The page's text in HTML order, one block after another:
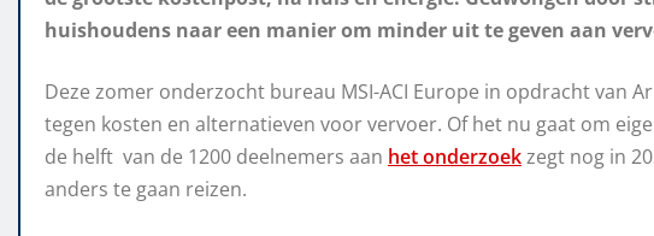
huishoudens naar een manier om minder uit te geven aan
Deze zomer onderzocht bureau MSI-ACI Europe in opdracht van
tegen kosten en alternatieven voor vervoer. Of het nu gaat om
de helft van de 1200 deelnemers aan het onderzoekzegt nog in
anders te gaan reizen.